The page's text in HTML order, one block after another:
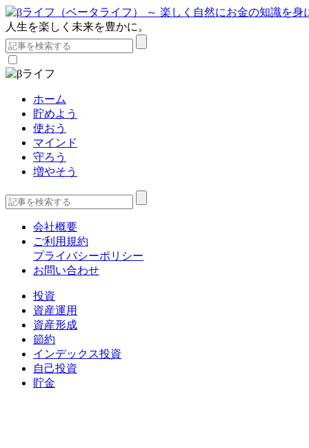
人生を楽しく未来を豊かに。
ホーム
貯めよう
使おう
マインド
守ろう
増やそう
会社概要
ご利用規約
プライバシーポリシー
お問い合わせ
投資
資産運用
資産形成
節約
インデックス投資
自己投資
貯金